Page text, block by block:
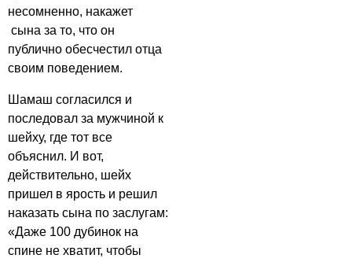
несомненно, накажет
сына за то, что он
публично обесчестил отца
своим поведением.
Шамаш согласился и
последовал за мужчиной к
шейху, где тот все
объяснил. И вот,
действительно, шейх
пришел в ярость и решил
наказать сына по заслугам:
«Даже 100 дубинок на
спине не хватит, чтобы